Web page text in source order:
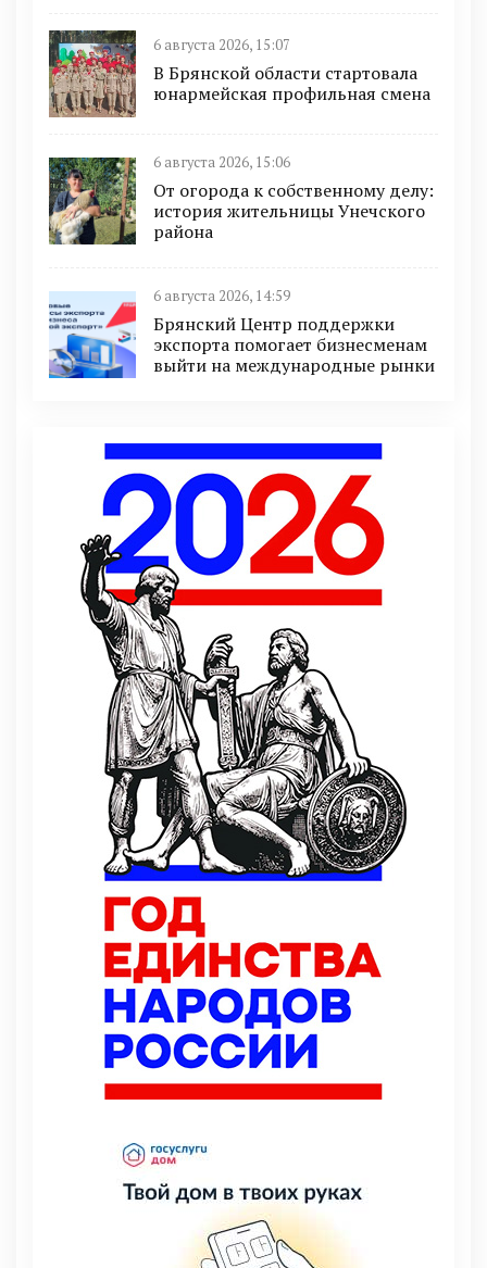
6 августа 2026, 15:07
В Брянской области стартовала
юнармейская профильная смена
6 августа 2026, 15:06
От огорода к собственному делу:
история жительницы Унечского
района
6 августа 2026, 14:59
Брянский Центр поддержки
экспорта помогает бизнесменам
выйти на международные рынки